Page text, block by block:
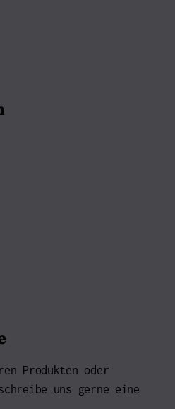
Produkten oder
uns gerne eine